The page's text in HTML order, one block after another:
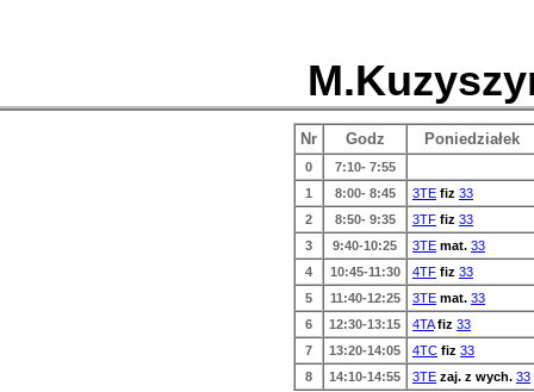
Nr Godz Poniedziałek
0
7:10- 7:55
1
8:00- 8:45 3TE fiz 33
2
8:50- 9:35 3TF fiz 33
3
9:40-10:25 3TE mat. 33
4
10:45-11:30 4TF fiz 33
5
11:40-12:25 3TE mat. 33
6
12:30-13:15 4TA fiz 33
7
13:20-14:05 4TC fiz 33
8
14:10-14:55 3TE zaj. z wych. 33